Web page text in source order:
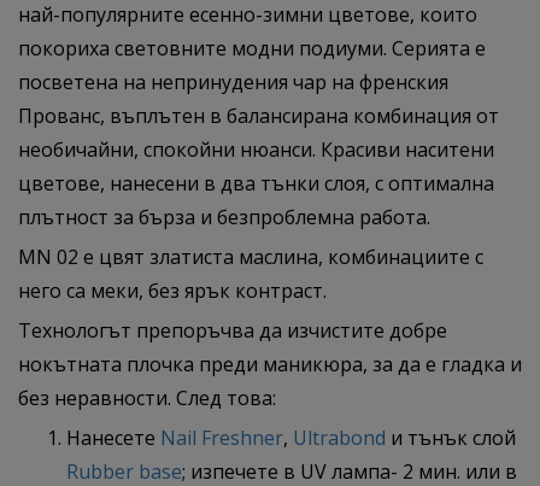
най-популярните есенно-зимни цветове, които
покориха световните модни подиуми. Серията е
посветена на непринудения чар на френския
Прованс, въплътен в балансирана комбинация от
необичайни, спокойни нюанси. Красиви наситени
цветове, нанесени в два тънки слоя, с оптимална
плътност за бърза и безпроблемна работа.
MN 02 е цвят златиста маслина, комбинациите с
него са меки, без ярък контраст.
Технологът препоръчва да изчистите добре
нокътната плочка преди маникюра, за да е гладка и
без неравности. След това:
Нанесете Nail Freshner, Ultrabond и тънък слой
Rubber base; изпечете в UV лампа- 2 мин. или в